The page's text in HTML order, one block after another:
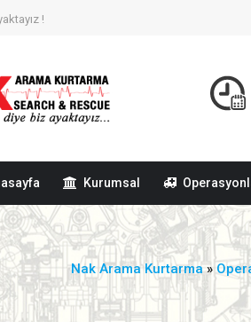
!
Kurumsal
Nak Arama Kurtarma»